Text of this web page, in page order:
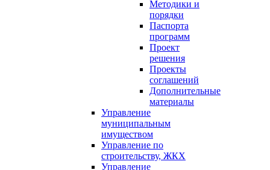
Методики и
порядки
Паспорта
программ
Проект
решения
Проекты
соглашений
Дополнительные
материалы
Управление
муниципальным
имуществом
Управление по
строительству, ЖКХ
Управление